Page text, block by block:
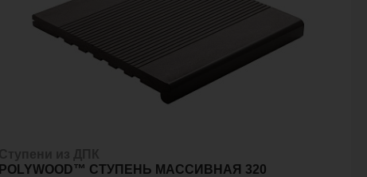
POLYWOOD™ СТУПЕНЬ МАССИВНАЯ 320